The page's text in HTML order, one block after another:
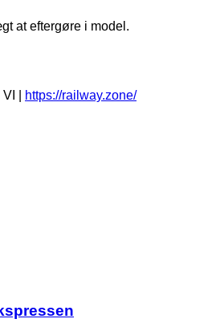
at eftergøre i model.
|
https://railway.zone/